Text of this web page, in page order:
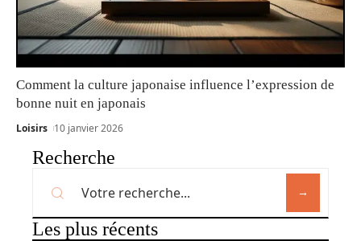
Comment la culture japonaise influence l’expression de
bonne nuit en japonais
Loisirs 10 janvier 2026
Recherche
Les plus récents